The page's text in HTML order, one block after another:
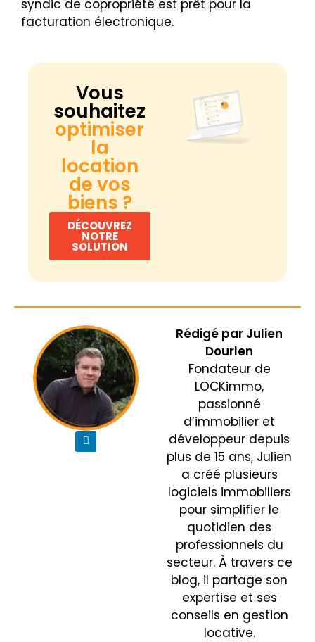
syndic de copropriété est prêt pour la
facturation électronique.
Vous
souhaitez
optimiser
la
location
de vos
biens ?
DÉCOUVREZ
NOTRE
SOLUTION
Rédigé par Julien
Dourlen
Fondateur de
LOCKimmo,
passionné
d’immobilier et
développeur depuis
plus de 15 ans, Julien
a créé plusieurs
logiciels immobiliers
pour simplifier le
quotidien des
professionnels du
secteur. À travers ce
blog, il partage son
expertise et ses
conseils en gestion
locative.